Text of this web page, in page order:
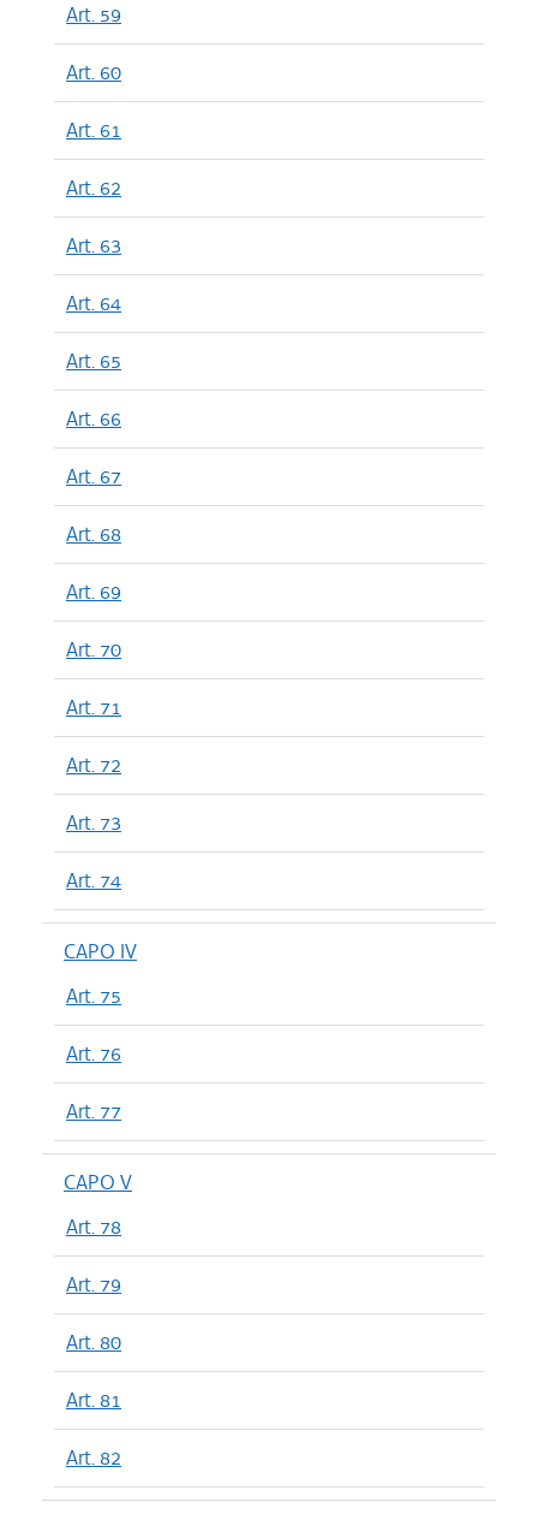
Art. 59
Art. 60
Art. 61
Art. 62
Art. 63
Art. 64
Art. 65
Art. 66
Art. 67
Art. 68
Art. 69
Art. 70
Art. 71
Art. 72
Art. 73
Art. 74
CAPO IV
Art. 75
Art. 76
Art. 77
CAPO V
Art. 78
Art. 79
Art. 80
Art. 81
Art. 82